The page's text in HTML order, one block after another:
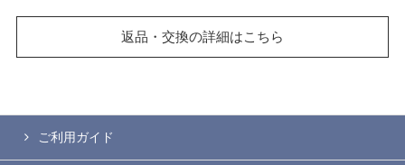
返品・交換の詳細はこちら
ご利用ガイド